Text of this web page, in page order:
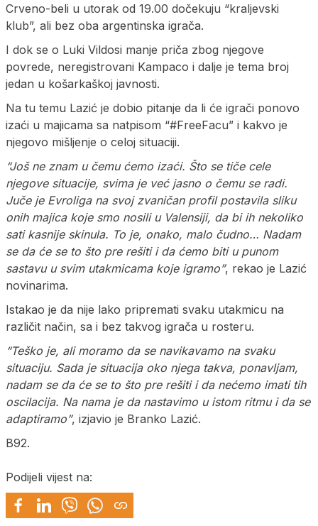
Crveno-beli u utorak od 19.00 dočekuju “kraljevski
klub”, ali bez oba argentinska igrača.
I dok se o Luki Vildosi manje priča zbog njegove
povrede, neregistrovani Kampaco i dalje je tema broj
jedan u košarkaškoj javnosti.
Na tu temu Lazić je dobio pitanje da li će igrači ponovo
izaći u majicama sa natpisom “#FreeFacu” i kakvo je
njegovo mišljenje o celoj situaciji.
“Još ne znam u čemu ćemo izaći. Što se tiče cele
njegove situacije, svima je već jasno o čemu se radi.
Juče je Evroliga na svoj zvaničan profil postavila sliku
onih majica koje smo nosili u Valensiji, da bi ih nekoliko
sati kasnije skinula. To je, onako, malo čudno… Nadam
se da će se to što pre rešiti i da ćemo biti u punom
sastavu u svim utakmicama koje igramo”, rekao je Lazić
novinarima.
Istakao je da nije lako pripremati svaku utakmicu na
različit način, sa i bez takvog igrača u rosteru.
“Teško je, ali moramo da se navikavamo na svaku
situaciju. Sada je situacija oko njega takva, ponavljam,
nadam se da će se to što pre rešiti i da nećemo imati tih
oscilacija. Na nama je da nastavimo u istom ritmu i da se
adaptiramo”, izjavio je Branko Lazić.
B92.
Podijeli vijest na: